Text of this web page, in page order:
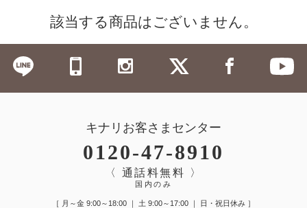
該当する商品はございません。
キナリお客さまセンター
0120-47-8910
〈 通話料無料 〉
国内のみ
［ 月～金 9:00～18:00 ｜ 土 9:00～17:00 ｜ 日・祝日休み ］